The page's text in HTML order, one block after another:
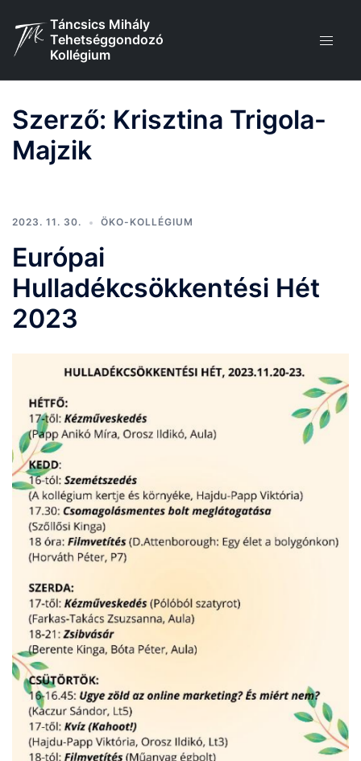
content
Táncsics Mihály
Tehetséggondozó
Kollégium
Szerző: Krisztina Trigola-
Majzik
2023. 11. 30. ÖKO-KOLLÉGIUM
Európai
Hulladékcsökkentési Hét
2023